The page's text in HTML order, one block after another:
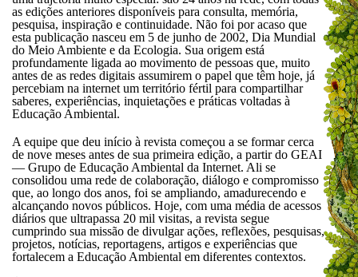
as edições anteriores disponíveis para consulta, memória,
pesquisa, inspiração e continuidade. Não foi por acaso que
esta publicação nasceu em 5 de junho de 2002, Dia Mundial
do Meio Ambiente e da Ecologia. Sua origem está
profundamente ligada ao movimento de pessoas que, muito
antes de as redes digitais assumirem o papel que têm hoje, já
percebiam na internet um território fértil para compartilhar
saberes, experiências, inquietações e práticas voltadas à
Educação Ambiental.
A equipe que deu início à revista começou a se formar cerca
de nove meses antes de sua primeira edição, a partir do GEAI
— Grupo de Educação Ambiental da Internet. Ali se
consolidou uma rede de colaboração, diálogo e compromisso
que, ao longo dos anos, foi se ampliando, amadurecendo e
alcançando novos públicos. Hoje, com uma média de acessos
diários que ultrapassa 20 mil visitas, a revista segue
cumprindo sua missão de divulgar ações, reflexões, pesquisas,
projetos, notícias, reportagens, artigos e experiências que
fortalecem a Educação Ambiental em diferentes contextos.